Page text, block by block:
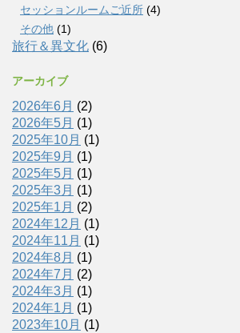
セッションルームご近所 (4)
その他 (1)
旅行＆異文化 (6)
アーカイブ
2026年6月 (2)
2026年5月 (1)
2025年10月 (1)
2025年9月 (1)
2025年5月 (1)
2025年3月 (1)
2025年1月 (2)
2024年12月 (1)
2024年11月 (1)
2024年8月 (1)
2024年7月 (2)
2024年3月 (1)
2024年1月 (1)
2023年10月 (1)